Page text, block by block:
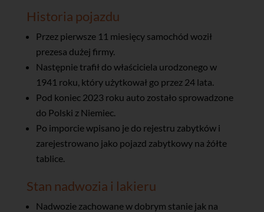
Historia pojazdu
Przez pierwsze 11 miesięcy samochód woził
prezesa dużej firmy.
Następnie trafił do właściciela urodzonego w
1941 roku, który użytkował go przez 24 lata.
Pod koniec 2023 roku auto zostało sprowadzone
do Polski z Niemiec.
Po imporcie wpisano je do rejestru zabytków i
zarejestrowano jako pojazd zabytkowy na żółte
tablice.
Stan nadwozia i lakieru
Nadwozie zachowane w dobrym stanie jak na